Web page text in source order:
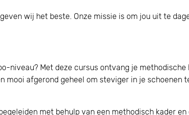
wij het beste. Onze missie is om jou uit te
niveau? Met deze cursus ontvang je
afgerond geheel om steviger in je schoenen
met behulp van een methodisch kader